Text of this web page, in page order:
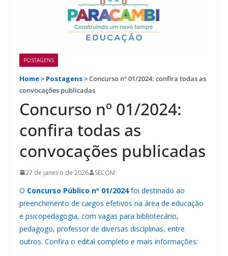
POSTAGENS
Home> Postagens>Concurso nº 01/2024: confira todas as
convocações publicadas
Concurso nº 01/2024:
confira todas as
convocações publicadas
27 de janeiro de 2026 SECOM
O Concurso Público nº 01/2024foi destinado ao
preenchimento de cargos efetivos na área de educação
e psicopedagogia, com vagas para bibliotecário,
pedagogo, professor de diversas disciplinas, entre
outros. Confira o edital completo e mais informações: